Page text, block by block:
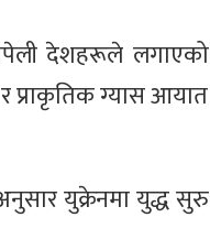
देशहरूले लगाएको
प्राकृतिक ग्यास आयात
युक्रेनमा युद्ध सुरु